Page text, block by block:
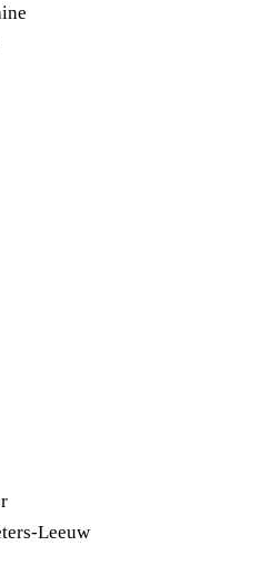
Leeuw